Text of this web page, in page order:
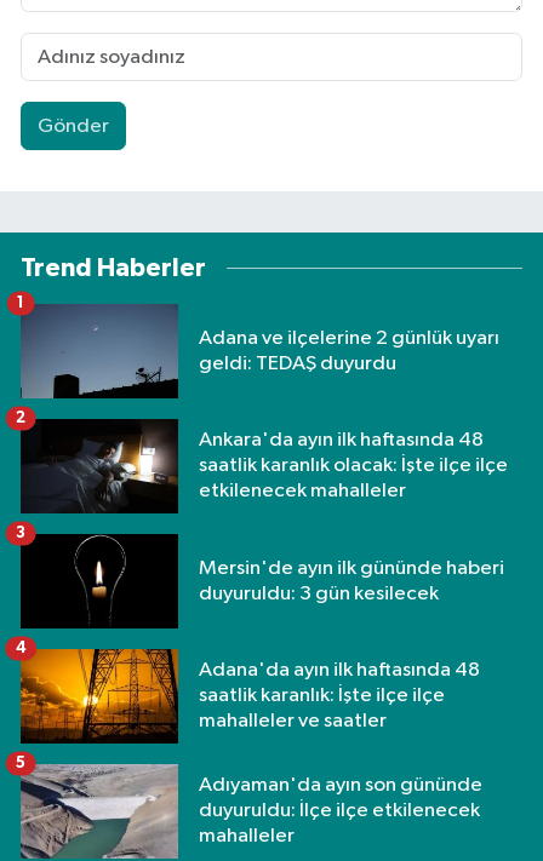
Gönder
Trend Haberler
Adana ve ilçelerine 2 günlük uyarı
geldi: TEDAŞ duyurdu
1
Ankara'da ayın ilk haftasında 48
saatlik karanlık olacak: İşte ilçe ilçe
etkilenecek mahalleler
2
Mersin'de ayın ilk gününde haberi
duyuruldu: 3 gün kesilecek
3
Adana'da ayın ilk haftasında 48
saatlik karanlık: İşte ilçe ilçe
mahalleler ve saatler
4
Adıyaman'da ayın son gününde
duyuruldu: İlçe ilçe etkilenecek
mahalleler
5